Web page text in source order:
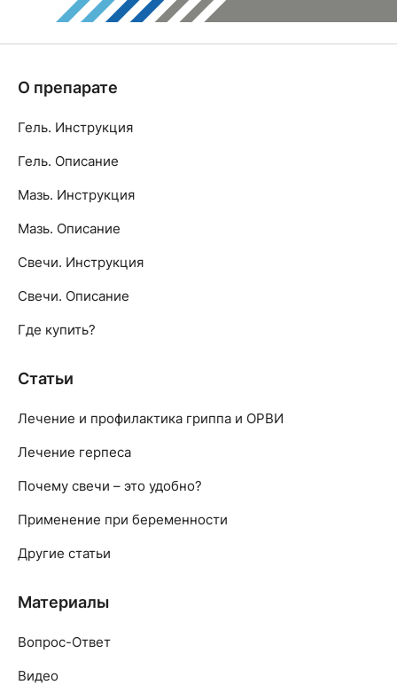
О препарате
Гель. Инструкция
Гель. Описание
Мазь. Инструкция
Мазь. Описание
Свечи. Инструкция
Свечи. Описание
Где купить?
Статьи
Лечение и профилактика гриппа и ОРВИ
Лечение герпеса
Почему свечи – это удобно?
Применение при беременности
Другие статьи
Материалы
Вопрос-Ответ
Видео